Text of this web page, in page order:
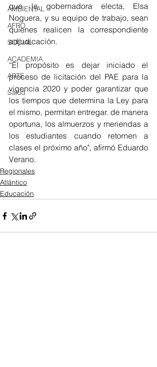
AMBIENTAL
AFRO
SOCIAL
ACADEMIA
ARTE
Salud
que la gobernadora electa, Elsa
Noguera, y su equipo de trabajo, sean
quienes realicen la correspondiente
adjudicación.
“El propósito es dejar iniciado el
proceso de licitación del PAE para la
vigencia 2020 y poder garantizar que
los tiempos que determina la Ley para
el mismo, permitan entregar. de manera
oportuna, los almuerzos y meriendas a
los estudiantes cuando retornen a
clases el próximo año", afirmó Eduardo
Verano.
Regionales
Atlántico
Educación